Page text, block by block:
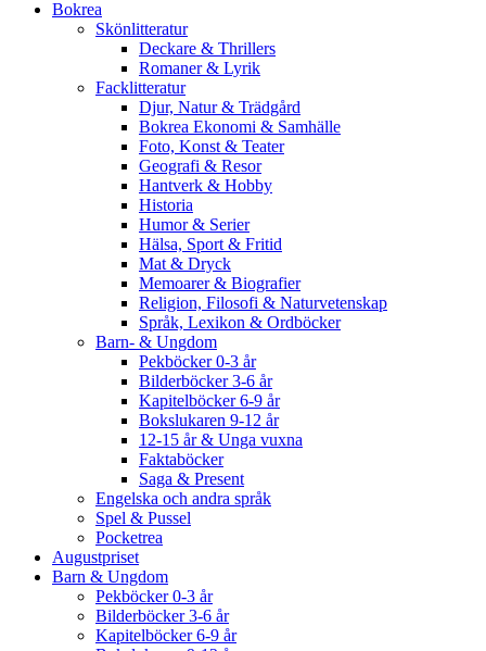
Bokrea
Skönlitteratur
Deckare & Thrillers
Romaner & Lyrik
Facklitteratur
Djur, Natur & Trädgård
Bokrea Ekonomi & Samhälle
Foto, Konst & Teater
Geografi & Resor
Hantverk & Hobby
Historia
Humor & Serier
Hälsa, Sport & Fritid
Mat & Dryck
Memoarer & Biografier
Religion, Filosofi & Naturvetenskap
Språk, Lexikon & Ordböcker
Barn- & Ungdom
Pekböcker 0-3 år
Bilderböcker 3-6 år
Kapitelböcker 6-9 år
Bokslukaren 9-12 år
12-15 år & Unga vuxna
Faktaböcker
Saga & Present
Engelska och andra språk
Spel & Pussel
Pocketrea
Augustpriset
Barn & Ungdom
Pekböcker 0-3 år
Bilderböcker 3-6 år
Kapitelböcker 6-9 år